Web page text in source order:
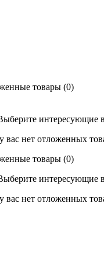
товары (0)
интересующие
нет отложенных
товары (0)
интересующие
нет отложенных